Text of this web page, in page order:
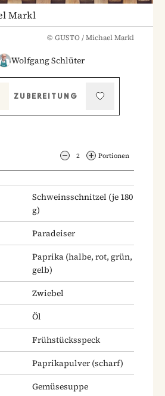
Markl
© GUSTO / Michael Markl
Wolfgang Schlüter
ZUBEREITUNG
2 Portionen
Schweinsschnitzel (je 180
g)
Paradeiser
Paprika (halbe, rot, grün,
gelb)
Zwiebel
Öl
Frühstücksspeck
Paprikapulver (scharf)
Gemüsesuppe